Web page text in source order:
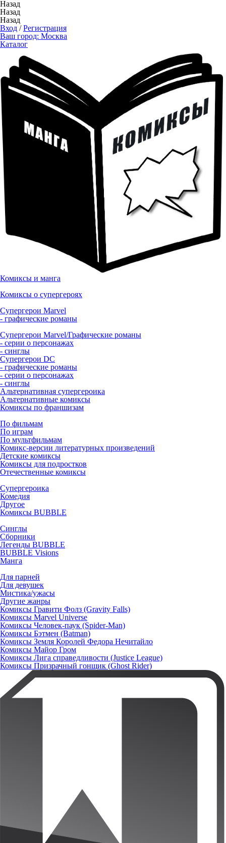
Назад
Назад
Назад
Вход /Регистрация
Ваш город: Москва
Каталог
Комиксы и манга
Комиксы о супергероях
Супергерои Marvel
- графические романы
Супергерои Marvel/Графические романы
- серии о персонажах
- синглы
Супергерои DC
- графические романы
- серии о персонажах
- синглы
Альтернативная супергероика
Альтернативные комиксы
Комиксы по франшизам
По фильмам
По играм
По мультфильмам
Комикс-версии литературных произведений
Детские комиксы
Комиксы для подростков
Отечественные комиксы
Супергероика
Комедия
Другое
Комиксы BUBBLE
Синглы
Сборники
Легенды BUBBLE
BUBBLE Visions
Манга
Для парней
Для девушек
Мистика/ужасы
Другие жанры
Комиксы Гравити Фолз (Gravity Falls)
Комиксы Marvel Universe
Комиксы Человек-паук (Spider-Man)
Комиксы Бэтмен (Batman)
Комиксы Земля Королей Федора Нечитайло
Комиксы Майор Гром
Комиксы Лига справедливости (Justice League)
Комиксы Призрачный гонщик (Ghost Rider)